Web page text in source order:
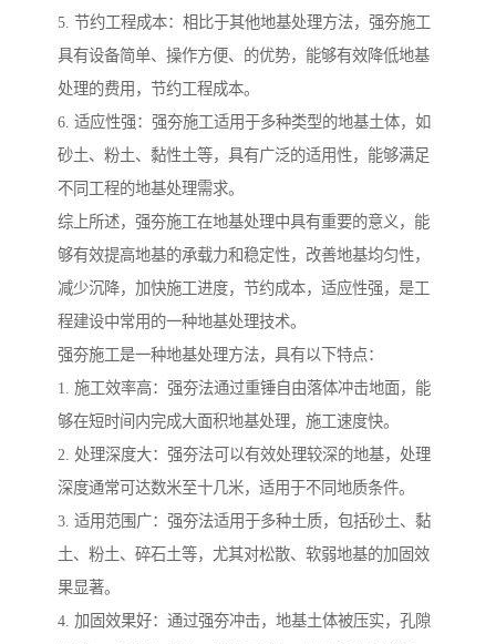
5. 节约工程成本：相比于其他地基处理方法，强夯施工
具有设备简单、操作方便、的优势，能够有效降低地基
处理的费用，节约工程成本。
6. 适应性强：强夯施工适用于多种类型的地基土体，如
砂土、粉土、黏性土等，具有广泛的适用性，能够满足
不同工程的地基处理需求。
综上所述，强夯施工在地基处理中具有重要的意义，能
够有效提高地基的承载力和稳定性，改善地基均匀性，
减少沉降，加快施工进度，节约成本，适应性强，是工
程建设中常用的一种地基处理技术。
强夯施工是一种地基处理方法，具有以下特点：
1. 施工效率高：强夯法通过重锤自由落体冲击地面，能
够在短时间内完成大面积地基处理，施工速度快。
2. 处理深度大：强夯法可以有效处理较深的地基，处理
深度通常可达数米至十几米，适用于不同地质条件。
3. 适用范围广：强夯法适用于多种土质，包括砂土、黏
土、粉土、碎石土等，尤其对松散、软弱地基的加固效
果显著。
4. 加固效果好：通过强夯冲击，地基土体被压实，孔隙